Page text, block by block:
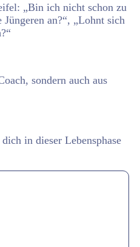
„Bin ich nicht schon zu
an?“, „Lohnt sich
sondern auch aus
in dieser Lebensphase